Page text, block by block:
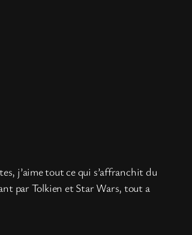
j’aime tout ce qui s’affranchit du
par Tolkien et Star Wars, tout a